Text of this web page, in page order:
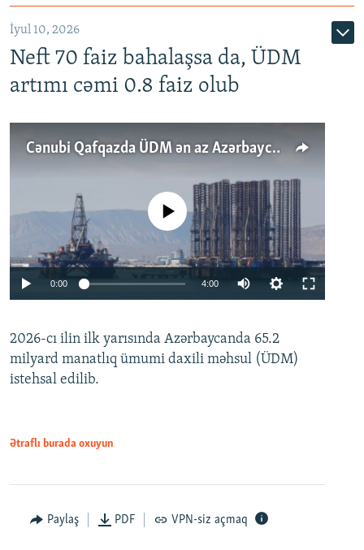
İyul 10, 2026
Neft 70 faiz bahalaşsa da, ÜDM
artımı cəmi 0.8 faiz olub
Cənubi Qafqazda ÜDM ən az Azərbaycanda artır: Qonşuları niyə Bakını qabaqlaya bilir?
Auto 240p 360p 480p
No media source currently available
0:00 4:00
360p
480p
2026-cı ilin ilk yarısında Azərbaycanda 65.2
milyard manatlıq ümumi daxili məhsul (ÜDM)
istehsal edilib.
Ətraflı burada oxuyun
Paylaş PDF VPN-siz açmaq